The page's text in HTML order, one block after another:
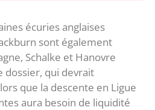
écuries anglaises
sont également
Schalke et Hanovre
dossier, qui devrait
que la descente en Ligue
aura besoin de liquidité